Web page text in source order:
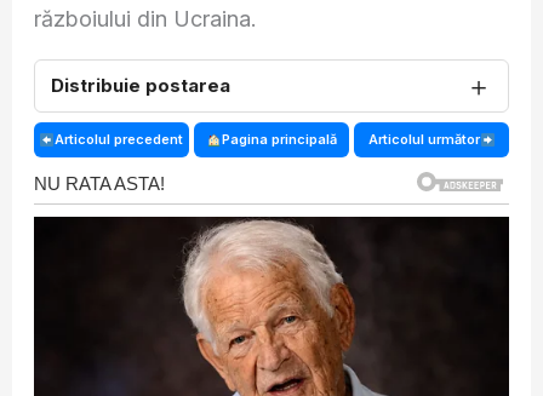
războiului din Ucraina.
Distribuie postarea ＋
Articolul precedent Pagina principală Articolul următor